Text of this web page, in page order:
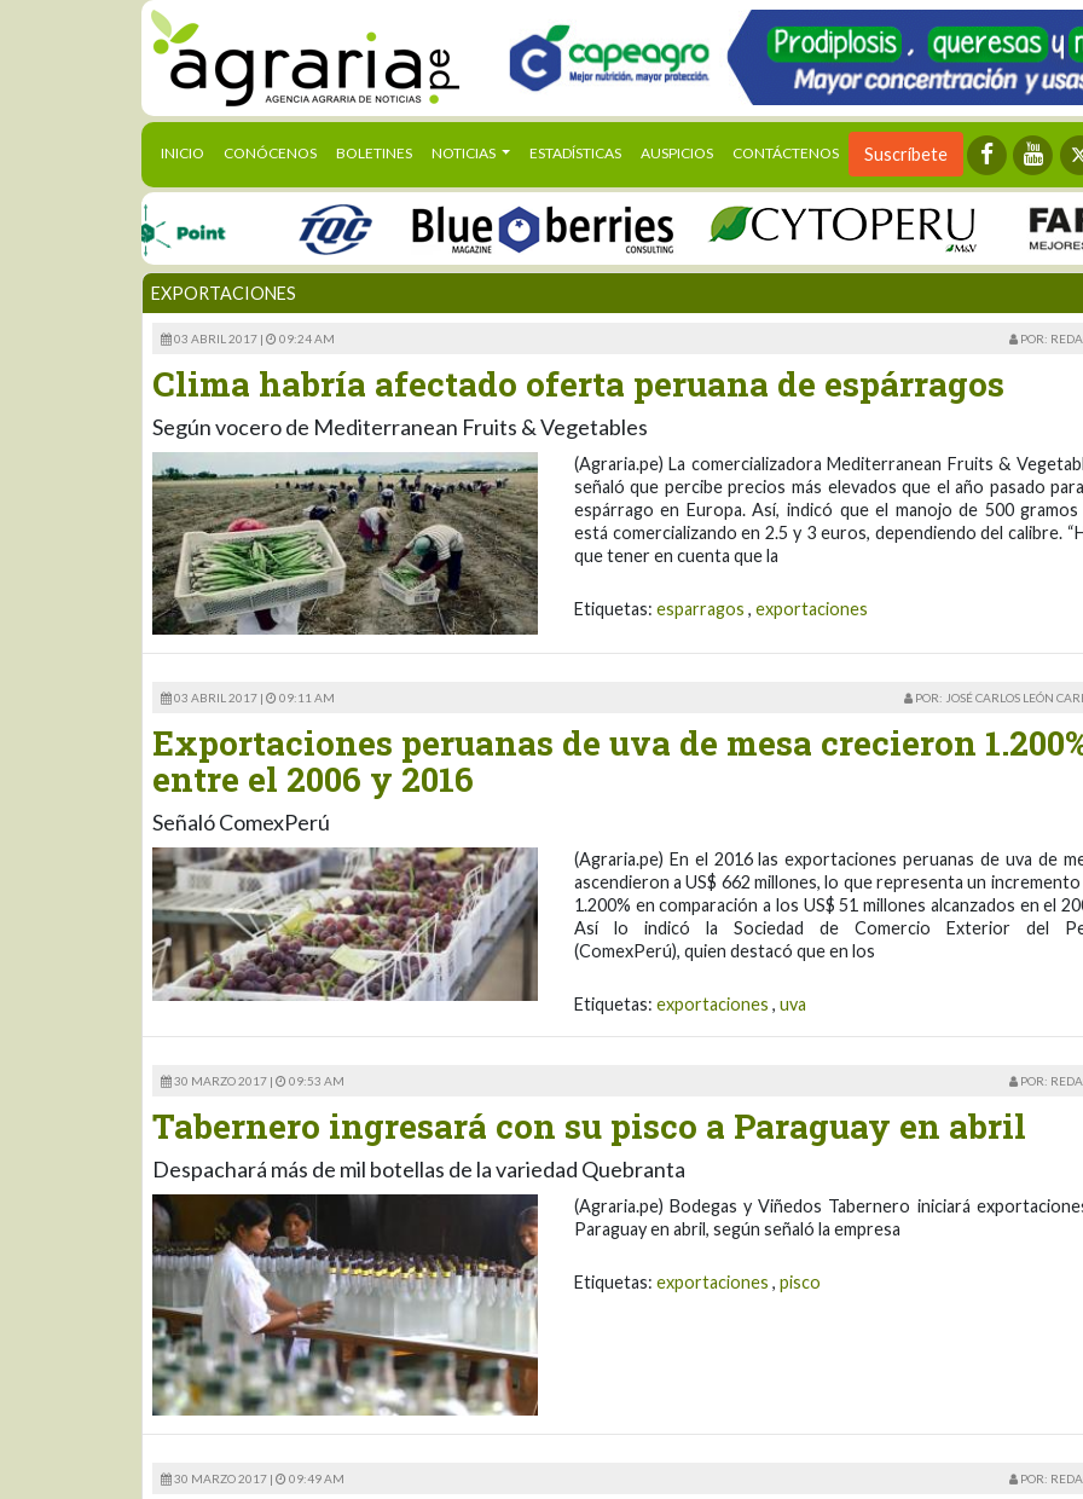
INICIO (CURRENT)
CONÓCENOS BOLETINES NOTICIAS ESTADÍSTICAS AUSPICIOS CONTÁCTENOS Suscríbete
EXPORTACIONES
03 ABRIL 2017 | 09:24 AM POR:
Clima habría afectado oferta peruana de espárragos
Según vocero de Mediterranean Fruits & Vegetables
(Agraria.pe) La comercializadora Mediterranean Fruits &
señaló que percibe precios más elevados que el año pasado
espárrago en Europa. Así, indicó que el manojo de 500 gramos
está comercializando en 2.5 y 3 euros, dependiendo del calibre.
que tener en cuenta que la
Etiquetas: esparragos , exportaciones
03 ABRIL 2017 | 09:11 AM POR: JOSÉ CARLOS LEÓN
Exportaciones peruanas de uva de mesa crecieron
entre el 2006 y 2016
Señaló ComexPerú
(Agraria.pe) En el 2016 las exportaciones peruanas de uva de
ascendieron a US$ 662 millones, lo que representa un
1.200% en comparación a los US$ 51 millones alcanzados en el
Así lo indicó la Sociedad de Comercio Exterior del
(ComexPerú), quien destacó que en los
Etiquetas: exportaciones , uva
30 MARZO 2017 | 09:53 AM POR:
Tabernero ingresará con su pisco a Paraguay en abril
Despachará más de mil botellas de la variedad Quebranta
(Agraria.pe) Bodegas y Viñedos Tabernero iniciará
Paraguay en abril, según señaló la empresa
Etiquetas: exportaciones , pisco
30 MARZO 2017 | 09:49 AM POR: